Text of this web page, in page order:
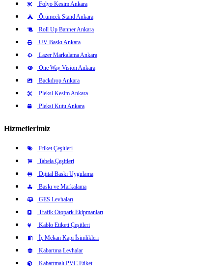
Folyo Kesim Ankara
Örümcek Stand Ankara
Roll Up Banner Ankara
UV Baskı Ankara
Lazer Markalama Ankara
One Way Vision Ankara
Backdrop Ankara
Pleksi Kesim Ankara
Pleksi Kutu Ankara
Hizmetlerimiz
Etiket Çeşitleri
Tabela Çeşitleri
Dijital Baskı Uygulama
Baskı ve Markalama
GES Levhaları
Trafik Otopark Ekipmanları
Kablo Etiketi Çeşitleri
İç Mekan Kapı İsimlikleri
Kabartma Levhalar
Kabartmalı PVC Etiket